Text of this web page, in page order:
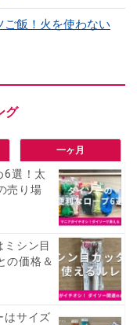
ご飯！火を使わない
一ヶ月
6選！太
売り場
シン目
の価格＆
はサイズ